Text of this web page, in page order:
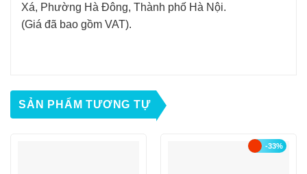
Xá, Phường Hà Đông, Thành phố Hà Nội.
(Giá đã bao gồm VAT).
SẢN PHẨM TƯƠNG TỰ
-33%